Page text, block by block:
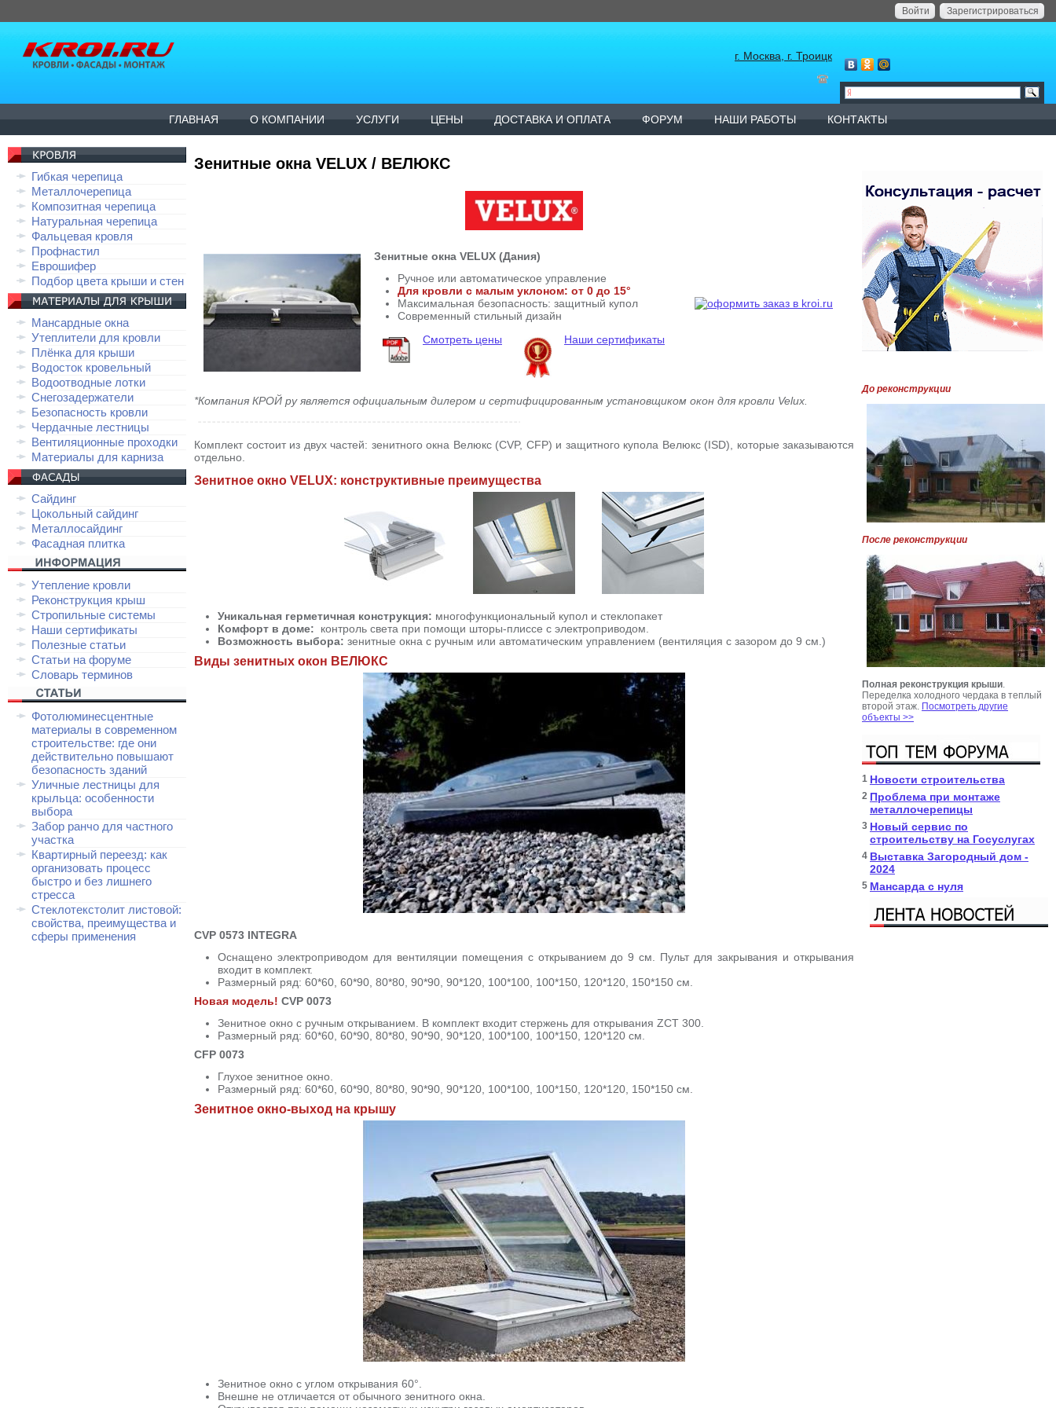
Зарегистрироваться
Войти
г. Москва, г. Троицк
ГЛАВНАЯ О КОМПАНИИ УСЛУГИ ЦЕНЫ ДОСТАВКА И ОПЛАТА ФОРУМ НАШИ РАБОТЫ КОНТАКТЫ
Гибкая черепица
Металлочерепица
Композитная черепица
Натуральная черепица
Фальцевая кровля
Профнастил
Еврошифер
Подбор цвета крыши и стен
Мансардные окна
Утеплители для кровли
Плёнка для крыши
Водосток кровельный
Водоотводные лотки
Снегозадержатели
Безопасность кровли
Чердачные лестницы
Вентиляционные проходки
Материалы для карниза
Сайдинг
Цокольный сайдинг
Металлосайдинг
Фасадная плитка
Утепление кровли
Реконструкция крыш
Стропильные системы
Наши сертификаты
Полезные статьи
Статьи на форуме
Словарь терминов
Фотолюминесцентные
материалы в современном
строительстве: где они
действительно повышают
безопасность зданий
Уличные лестницы для
крыльца: особенности
выбора
Забор ранчо для частного
участка
Квартирный переезд: как
организовать процесс
быстро и без лишнего
стресса
Стеклотекстолит листовой:
свойства, преимущества и
сферы применения
Зенитные окна VELUX / ВЕЛЮКС
Зенитные окна VELUX (Дания)
Ручное или автоматическое управление
Для кровли с малым уклоном: от 0 до 15°
Максимальная безопасность: защитный купол
Современный стильный дизайн
Смотреть цены
Наши сертификаты
*Компания КРОЙ ру является официальным дилером и сертифицированным установщиком окон для кровли Velux.
Комплект состоит из двух частей: зенитного окна Велюкс (CVP, CFP) и защитного купола Велюкс (ISD), которые заказываются
отдельно.
Зенитное окно VELUX: конструктивные преимущества
Уникальная герметичная конструкция: многофункциональный купол и стеклопакет
Комфорт в доме: контроль света при помощи шторы-плиссе с электроприводом.
Возможность выбора: зенитные окна с ручным или автоматическим управлением (вентиляция с зазором до 9 см.)
Виды зенитных окон ВЕЛЮКС
CVP 0573 INTEGRA
Оснащено электроприводом для вентиляции помещения с открыванием до 9 см. Пульт для закрывания и открывания
входит в комплект.
Размерный ряд: 60*60, 60*90, 80*80, 90*90, 90*120, 100*100, 100*150, 120*120, 150*150 см.
Новая модель! CVP 0073
Зенитное окно с ручным открыванием. В комплект входит стержень для открывания ZCT 300.
Размерный ряд: 60*60, 60*90, 80*80, 90*90, 90*120, 100*100, 100*150, 120*120 см.
CFP 0073
Глухое зенитное окно.
Размерный ряд: 60*60, 60*90, 80*80, 90*90, 90*120, 100*100, 100*150, 120*120, 150*150 см.
Зенитное окно-выход на крышу
Зенитное окно с углом открывания 60°.
Внешне не отличается от обычного зенитного окна.
До реконструкции
После реконструкции
Полная реконструкция крыши.
Переделка холодного чердака в теплый
второй этаж. Посмотреть другие
объекты >>
1 Новости строительства
2 Проблема при монтаже
металлочерепицы
3 Новый сервис по
строительству на Госуслугах
4 Выставка Загородный дом -
2024
5 Мансарда с нуля